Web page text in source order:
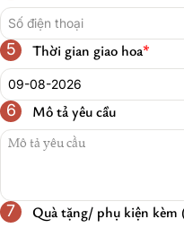
5 Thời gian giao hoa*
Date*
6 Mô tả yêu cầu
7
Quà tặng/ phụ kiện kèm